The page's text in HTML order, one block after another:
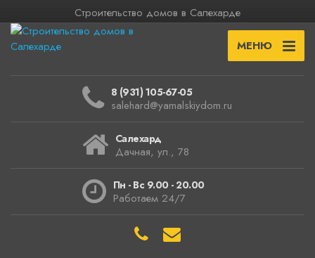
Строительство домов в Салехарде
МЕНЮ
8 (931) 105-67-05
salehard@yamalskiydom.ru
Салехард
Дачная, ул., 78
Пн - Вс 9.00 - 20.00
Работаем 24/7